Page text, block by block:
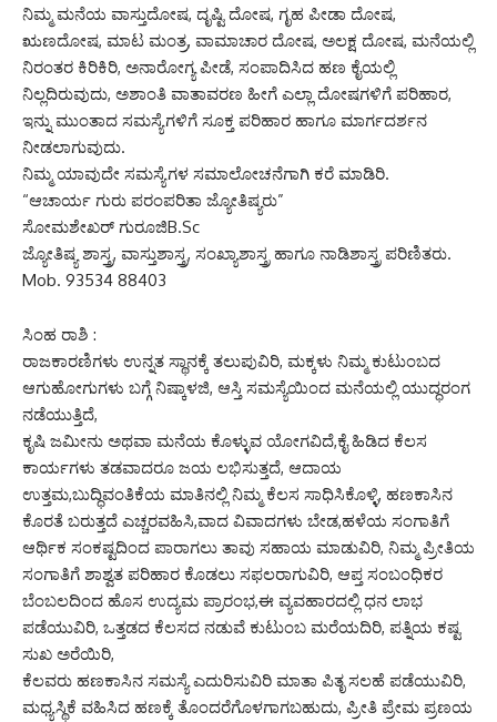
ನಿಮ್ಮ ಮನೆಯ ವಾಸ್ತುದೋಷ, ದೃಷ್ಟಿ ದೋಷ, ಗೃಹ ಪೀಡಾ ದೋಷ,
ಋಣದೋಷ, ಮಾಟ ಮಂತ್ರ, ವಾಮಾಚಾರ ದೋಷ, ಅಲಕ್ಷ ದೋಷ, ಮನೆಯಲ್ಲಿ
ನಿರಂತರ ಕಿರಿಕಿರಿ, ಅನಾರೋಗ್ಯ ಪೀಡೆ, ಸಂಪಾದಿಸಿದ ಹಣ ಕೈಯಲ್ಲಿ
ನಿಲ್ಲದಿರುವುದು, ಅಶಾಂತಿ ವಾತಾವರಣ ಹೀಗೆ ಎಲ್ಲಾ ದೋಷಗಳಿಗೆ ಪರಿಹಾರ,
ಇನ್ನು ಮುಂತಾದ ಸಮಸ್ಯೆಗಳಿಗೆ ಸೂಕ್ತ ಪರಿಹಾರ ಹಾಗೂ ಮಾರ್ಗದರ್ಶನ
ನೀಡಲಾಗುವುದು.
ನಿಮ್ಮ ಯಾವುದೇ ಸಮಸ್ಯೆಗಳ ಸಮಾಲೋಚನೆಗಾಗಿ ಕರೆ ಮಾಡಿರಿ.
“ಆಚಾರ್ಯ ಗುರು ಪರಂಪರಿತಾ ಜ್ಯೋತಿಷ್ಯರು”
ಸೋಮಶೇಖರ್ ಗುರೂಜಿB.Sc
ಜ್ಯೋತಿಷ್ಯ ಶಾಸ್ತ್ರ, ವಾಸ್ತುಶಾಸ್ತ್ರ, ಸಂಖ್ಯಾಶಾಸ್ತ್ರ ಹಾಗೂ ನಾಡಿಶಾಸ್ತ್ರ ಪರಿಣಿತರು.
Mob. 93534 88403
ಸಿಂಹ ರಾಶಿ :
ರಾಜಕಾರಣಿಗಳು ಉನ್ನತ ಸ್ಥಾನಕ್ಕೆ ತಲುಪುವಿರಿ, ಮಕ್ಕಳು ನಿಮ್ಮ ಕುಟುಂಬದ
ಆಗುಹೋಗುಗಳು ಬಗ್ಗೆ ನಿಷ್ಕಾಳಜಿ, ಆಸ್ತಿ ಸಮಸ್ಯೆಯಿಂದ ಮನೆಯಲ್ಲಿ ಯುದ್ಧರಂಗ
ನಡೆಯುತ್ತಿದೆ,
ಕೃಷಿ ಜಮೀನು ಅಥವಾ ಮನೆಯ ಕೊಳ್ಳುವ ಯೋಗವಿದೆ,ಕೈ ಹಿಡಿದ ಕೆಲಸ
ಕಾರ್ಯಗಳು ತಡವಾದರೂ ಜಯ ಲಭಿಸುತ್ತದೆ, ಆದಾಯ
ಉತ್ತಮ,ಬುದ್ಧಿವಂತಿಕೆಯ ಮಾತಿನಲ್ಲಿ ನಿಮ್ಮ ಕೆಲಸ ಸಾಧಿಸಿಕೊಳ್ಳಿ, ಹಣಕಾಸಿನ
ಕೊರತೆ ಬರುತ್ತದೆ ಎಚ್ಚರವಹಿಸಿ,ವಾದ ವಿವಾದಗಳು ಬೇಡ,ಹಳೆಯ ಸಂಗಾತಿಗೆ
ಆರ್ಥಿಕ ಸಂಕಷ್ಟದಿಂದ ಪಾರಾಗಲು ತಾವು ಸಹಾಯ ಮಾಡುವಿರಿ, ನಿಮ್ಮ ಪ್ರೀತಿಯ
ಸಂಗಾತಿಗೆ ಶಾಶ್ವತ ಪರಿಹಾರ ಕೊಡಲು ಸಫಲರಾಗುವಿರಿ, ಆಪ್ತ ಸಂಬಂಧಿಕರ
ಬೆಂಬಲದಿಂದ ಹೊಸ ಉದ್ಯಮ ಪ್ರಾರಂಭ,ಈ ವ್ಯವಹಾರದಲ್ಲಿ ಧನ ಲಾಭ
ಪಡೆಯುವಿರಿ, ಒತ್ತಡದ ಕೆಲಸದ ನಡುವೆ ಕುಟುಂಬ ಮರೆಯದಿರಿ, ಪತ್ನಿಯ ಕಷ್ಟ
ಸುಖ ಅರೆಯಿರಿ,
ಕೆಲವರು ಹಣಕಾಸಿನ ಸಮಸ್ಯೆ ಎದುರಿಸುವಿರಿ ಮಾತಾ ಪಿತೃ ಸಲಹೆ ಪಡೆಯುವಿರಿ,
ಮಧ್ಯಸ್ಥಿಕೆ ವಹಿಸಿದ ಹಣಕ್ಕೆ ತೊಂದರೆಗೊಳಗಾಗಬಹುದು, ಪ್ರೀತಿ ಪ್ರೇಮ ಪ್ರಣಯ